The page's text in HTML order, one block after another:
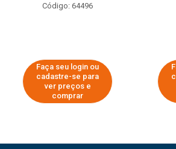
Código: 64496
Faça seu login ou
cadastre-se para
ver preços e
comprar